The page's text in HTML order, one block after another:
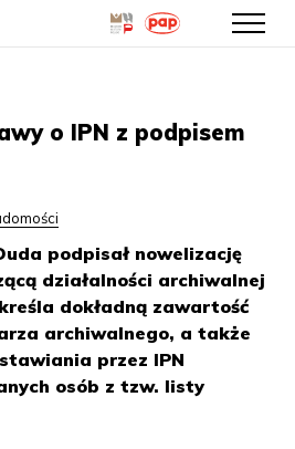
treści
o IPN z podpisem
podpisał nowelizację
działalności archiwalnej
dokładną zawartość
archiwalnego, a także
przez IPN
osób z tzw. listy